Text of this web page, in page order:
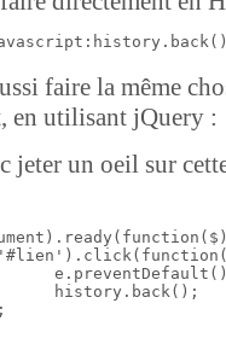
faire la même
en utilisant jQuery :
jeter un oeil sur